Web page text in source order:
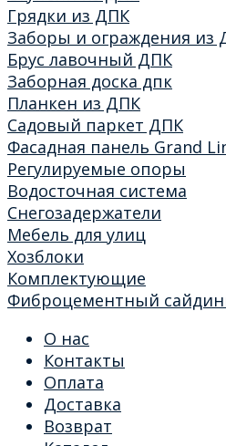
Грядки из ДПК
Заборы и ограждения из
Брус лавочный ДПК
Заборная доска дпк
Планкен из ДПК
Садовый паркет ДПК
Фасадная панель Grand
Регулируемые опоры
Водосточная система
Снегозадержатели
Мебель для улиц
Хозблоки
Комплектующие
Фиброцементный
О нас
Контакты
Оплата
Доставка
Возврат